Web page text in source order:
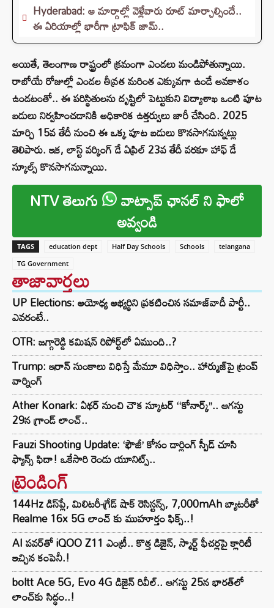
Hyderabad: ఆ మార్గాల్లో వెళ్లేవారు రూట్ మార్చాల్సిందే..
ఈ ఏరియాల్లో భారీగా ట్రాఫిక్ జామ్..
అయితే, తెలంగాణ రాష్ట్రంలో క్రమంగా ఎండలు మండిపోతున్నాయి.
రాబోయే రోజుల్లో ఎండల తీవ్రత మరింత ఎక్కువగా ఉండే అవకాశం
ఉండటంతో.. ఈ పరిస్థితులను దృష్టిలో పెట్టుకుని విద్యాశాఖ ఒంటి పూట
బడులు నిర్వహించడానికి అధికారిక ఉత్తర్వులు జారీ చేసింది. 2025
మార్చి 15వ తేదీ నుంచి ఈ ఒక్క పూట బడులు కొనసాగనున్నట్లు
తెలిపారు. ఇక, లాస్ట్ వర్కింగ్ డే ఏప్రిల్ 23వ తేదీ వరకూ హాఫ్ డే
స్కూల్స్ కొనసాగనున్నాయి.
NTV తెలుగు వాట్సాప్ ఛానల్ ని ఫాలో
అవ్వండి
TAGS education dept Half Day Schools Schools
telangana
TG Government
తాజావార్తలు
UP Elections: అయోధ్య అభ్యర్థిని ప్రకటించిన సమాజ్‌వాదీ పార్టీ..
ఎవరంటే..
OTR: జగ్గారెడ్డి కమిషన్ రిపోర్ట్‌లో ఏముంది..?
Trump: ఇరాన్ సుంకాలు విధిస్తే మేమూ విధిస్తాం.. హార్ముజ్‌పై ట్రంప్
వార్నింగ్
Ather Konark: ఏథర్ నుంచి చౌక స్కూటర్ ‘‘కోనార్క్’’.. ఆగస్టు
29న గ్రాండ్ లాంచ్..
Fauzi Shooting Update: ‘ఫౌజీ’ కోసం డార్లింగ్ స్పీడ్ చూసి
ఫ్యాన్స్ ఫిదా! ఒకేసారి రెండు యూనిట్స్..
ట్రెండింగ్‌
144Hz డిస్‌ప్లే, మిలిటరీ-గ్రేడ్ షాక్ రెసిస్టన్స్, 7,000mAh బ్యాటరీతో
Realme 16x 5G లాంచ్ కు ముహూర్తం ఫిక్స్..!
AI పవర్‌తో iQOO Z11 ఎంట్రీ.. కొత్త డిజైన్, స్మార్ట్ ఫీచర్లపై క్లారిటీ
ఇచ్చిన కంపెనీ.!
boltt Ace 5G, Evo 4G డిజైన్ రివీల్.. ఆగస్టు 25న భారత్‌లో
లాంచ్‌కు సిద్ధం..!